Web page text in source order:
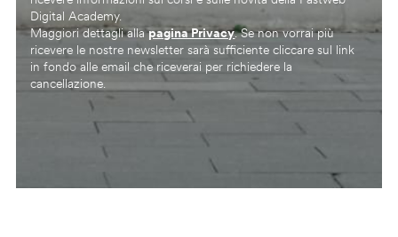
Digital Academy.
Maggiori dettagli allapagina Privacy. Se non vorrai più
ricevere le nostre newsletter sarà sufficiente cliccare sul link
in fondo alle email che riceverai per richiedere la
cancellazione.